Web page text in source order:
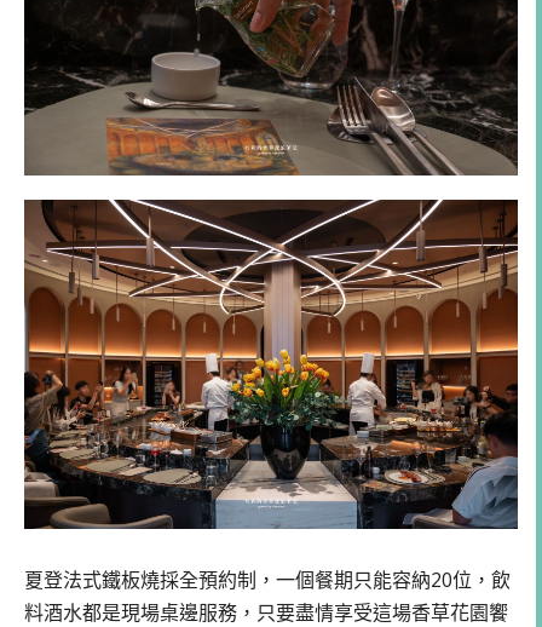
夏登法式鐵板燒採全預約制，一個餐期只能容納20位，飲
料酒水都是現場桌邊服務，只要盡情享受這場香草花園饗